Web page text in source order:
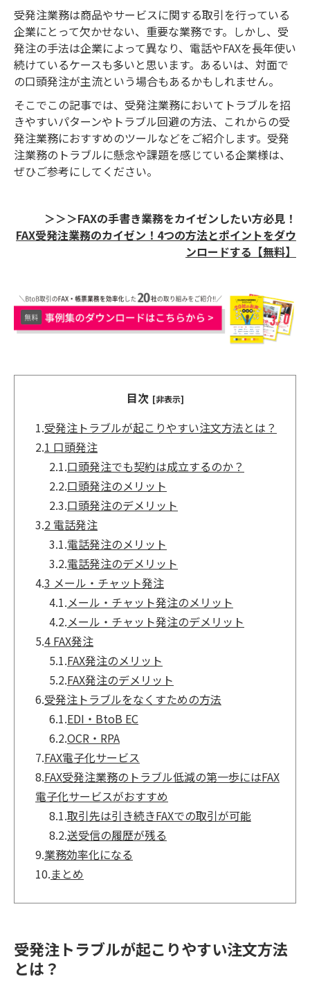
受発注業務は商品やサービスに関する取引を行っている
企業にとって欠かせない、重要な業務です。しかし、受
発注の手法は企業によって異なり、電話やFAXを長年使い
続けているケースも多いと思います。あるいは、対面で
の口頭発注が主流という場合もあるかもしれません。
そこでこの記事では、受発注業務においてトラブルを招
きやすいパターンやトラブル回避の方法、これからの受
発注業務におすすめのツールなどをご紹介します。受発
注業務のトラブルに懸念や課題を感じている企業様は、
ぜひご参考にしてください。
＞＞＞FAXの手書き業務をカイゼンしたい方必見！
FAX受発注業務のカイゼン！4つの方法とポイントをダウ
ンロードする【無料】
目次 [非表示]
1.受発注トラブルが起こりやすい注文方法とは？
2.1 口頭発注
2.1.口頭発注でも契約は成立するのか？
2.2.口頭発注のメリット
2.3.口頭発注のデメリット
3.2 電話発注
3.1.電話発注のメリット
3.2.電話発注のデメリット
4.3 メール・チャット発注
4.1.メール・チャット発注のメリット
4.2.メール・チャット発注のデメリット
5.4 FAX発注
5.1.FAX発注のメリット
5.2.FAX発注のデメリット
6.受発注トラブルをなくすための方法
6.1.EDI・BtoB EC
6.2.OCR・RPA
7.FAX電子化サービス
8.FAX受発注業務のトラブル低減の第一歩にはFAX
電子化サービスがおすすめ
8.1.取引先は引き続きFAXでの取引が可能
8.2.送受信の履歴が残る
9.業務効率化になる
10.まとめ
受発注トラブルが起こりやすい注文方法
とは？